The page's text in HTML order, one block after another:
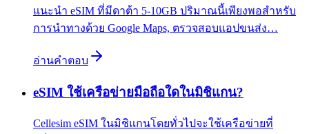
แนะนำ eSIM ที่มีดาต้า 5-10GB ปริมาณนี้เพียงพอสำหรับ
การนำทางด้วย Google Maps, ตรวจสอบแอปขนส่ง…
อ่านคำตอบ
eSIM ใช้เครือข่ายมือถือใดในมิชิแกน?
Cellesim eSIM ในมิชิแกนโดยทั่วไปจะใช้เครือข่ายที่